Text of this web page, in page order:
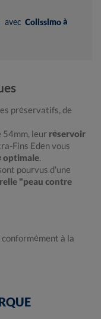
avec Colissimo à
préservatifs, de
54mm, leur réservoir
Fins Eden vous
optimale.
pourvus d'une
"peau contre
conformément à la